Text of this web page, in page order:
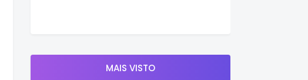
MAIS VISTO